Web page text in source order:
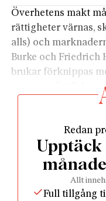
Överhetens makt
rättigheter värnas,
alls) och
Burke och Friedrich
brukar förknippas
om man så vill,
Skissartat, javisst.
I samband med en
liberalism
och Svensk
påmind om att det
liberala
Redan
Upptäck
Allt
Full tillgång